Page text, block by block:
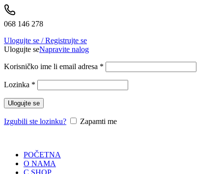
068 146 278
Ulogujte se / Registrujte se
Ulogujte seNapravite nalog
Korisničko ime li email adresa *
Lozinka *
Ulogujte se
Izgubili ste lozinku? Zapamti me
POČETNA
O NAMA
C SHOP